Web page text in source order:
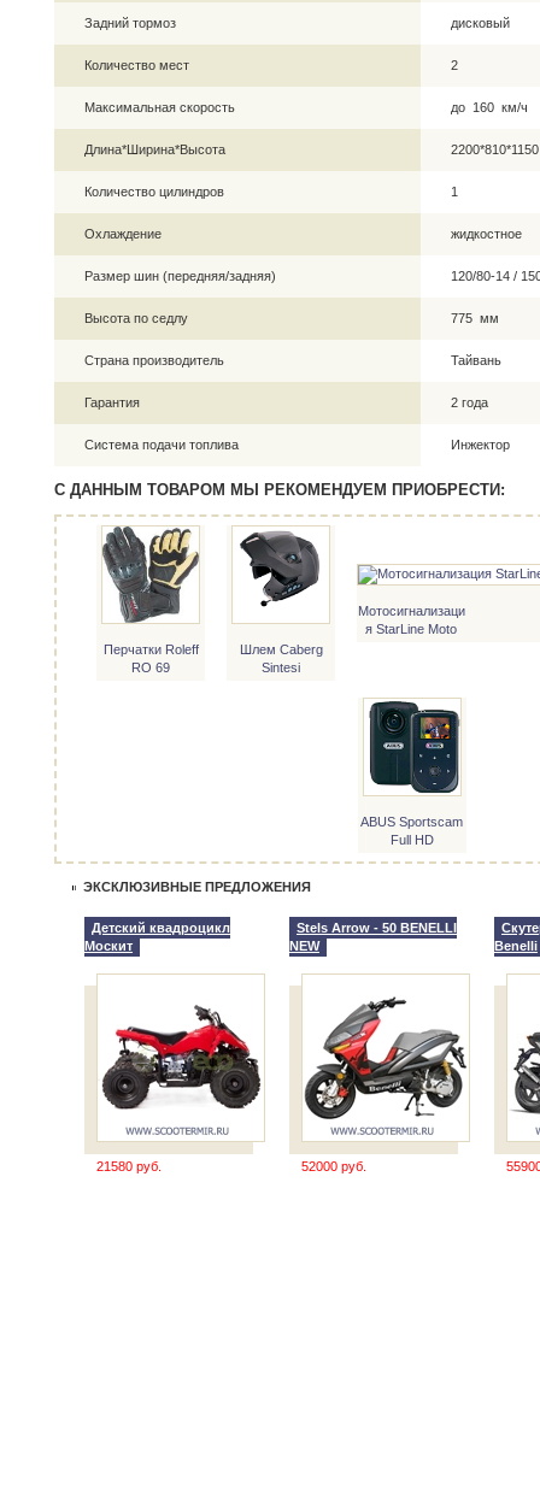
Задний тормоз дисковый
Количество мест 2
Максимальная скорость до 160 км/ч
Длина*Ширина*Высота
Количество цилиндров 1
Охлаждение жидкостное
Размер шин (передняя/задняя) 120/80-14 /
Высота по седлу 775 мм
Страна производитель Тайвань
Гарантия 2 года
Система подачи топлива Инжектор
С ДАННЫМ ТОВАРОМ МЫ РЕКОМЕНДУЕМ ПРИОБРЕСТИ:
Перчатки Roleff
RO 69
Шлем Caberg
Sintesi
Мотосигнализаци
я StarLine Moto
ABUS Sportscam
Full HD
ЭКСКЛЮЗИВНЫЕ ПРЕДЛОЖЕНИЯ
Детский квадроцикл
Москит
21580 руб.
Stels Arrow - 50 BENELLI
NEW
52000 руб.
Benelli